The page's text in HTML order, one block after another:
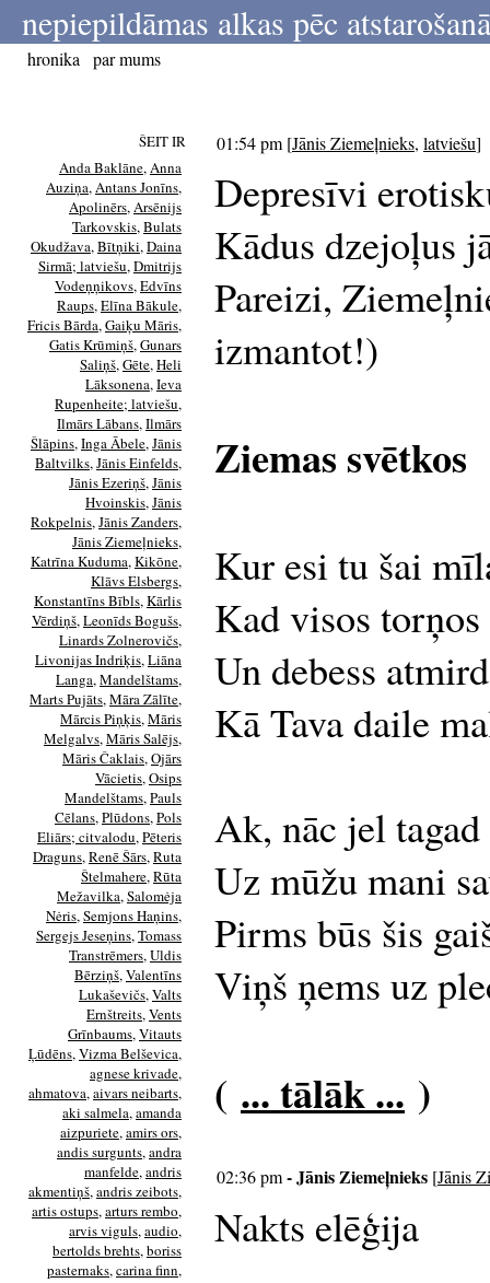
nepiepildāmas alkas pēc
hronika par mums
ŠEIT IR
Anda Baklāne,Anna
Auziņa,Antans Jonīns,
Apolinērs,Arsēnijs
Tarkovskis,Bulats
Okudžava,Bītņiki,Daina
Sirmā; latviešu,Dmitrijs
Vodeņņikovs,Edvīns
Raups,Elīna Bākule,
Fricis Bārda,Gaiķu Māris,
Gatis Krūmiņš,Gunars
Saliņš,Gēte,Heli
Lāksonena,Ieva
Rupenheite; latviešu,
Ilmārs Lābans,Ilmārs
Šlāpins,Inga Ābele,Jānis
Baltvilks,Jānis Einfelds,
Jānis Ezeriņš,Jānis
Hvoinskis,Jānis
Rokpelnis,Jānis Zanders,
Jānis Ziemeļnieks,
Katrīna Kuduma,Kikōne,
Klāvs Elsbergs,
Konstantīns Bībls,Kārlis
Vērdiņš,Leonīds Bogušs,
Linards Zolnerovičs,
Livonijas Indriķis,Liāna
Langa,Mandelštams,
Marts Pujāts,Māra Zālīte,
Mārcis Piņķis,Māris
Melgalvs,Māris Salējs,
Māris Čaklais,Ojārs
Vācietis,Osips
Mandelštams,Pauls
Cēlans,Plūdons,Pols
Eliārs; citvalodu,Pēteris
Draguns,Renē Šārs,Ruta
Štelmahere,Rūta
Mežavilka,Salomėja
Nėris,Semjons Haņins,
Sergejs Jeseņins,Tomass
Transtrēmers,Uldis
Bērziņš,Valentīns
Lukaševičs,Valts
Ernštreits,Vents
Grīnbaums,Vitauts
Ļūdēns,Vizma Belševica,
agnese krivade,
ahmatova,aivars neibarts,
aki salmela,amanda
aizpuriete,amirs ors,
andis surgunts,andra
manfelde,andris
akmentiņš,andris zeibots,
artis ostups,arturs rembo,
arvis viguls,audio,
bertolds brehts,boriss
pasternaks,carina finn,
01:54 pm [Jānis Ziemeļnieks, latviešu]
Depresīvi
Kādus dzejoļus
Pareizi,
izmantot!)
Ziemas svētkos
Kur esi tu šai
Kad visos
Un debess
Kā Tava daile
Ak, nāc jel
Uz mūžu mani
Pirms būs šis
Viņš ņems uz
( ... tālāk ... )
02:36 pm- Jānis Ziemeļnieks [Jānis
Nakts elēģija